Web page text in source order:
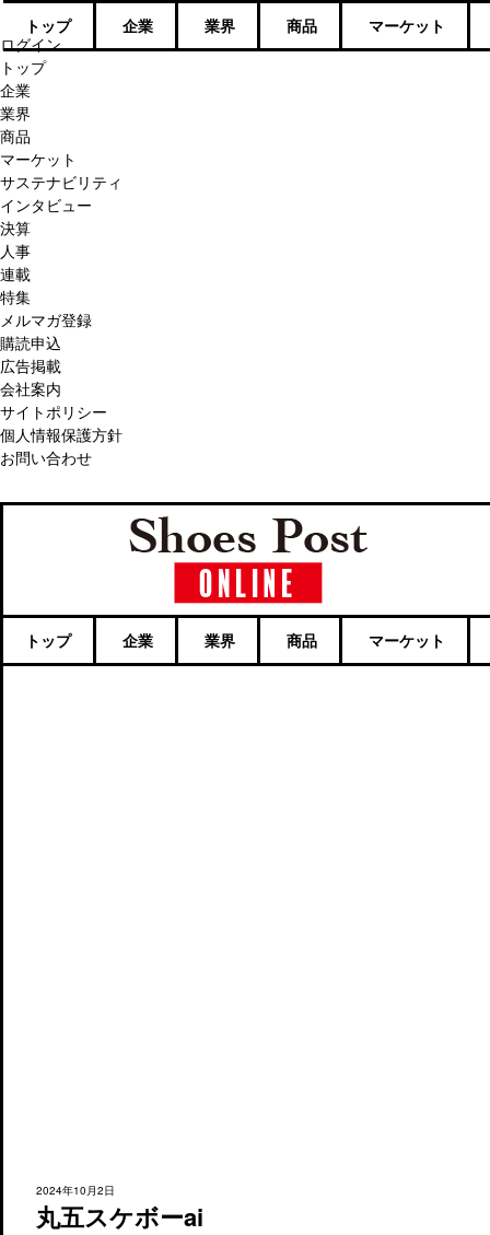
ログイン
トップ
企業
業界
商品
マーケット
サステナビリティ
インタビュー
決算
人事
連載
特集
メルマガ登録
購読申込
広告掲載
会社案内
サイトポリシー
個人情報保護方針
お問い合わせ
トップ 企業 業界 商品 マーケット
トップ 企業 業界 商品 マーケット
2024年10月2日
丸五スケボーai